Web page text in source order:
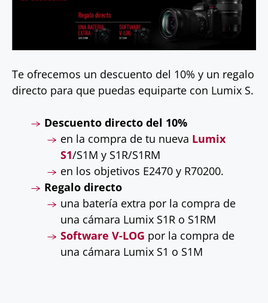
Te ofrecemos un descuento del 10% y un regalo
directo para que puedas equiparte con Lumix S.
Descuento directo del 10%
en la compra de tu nueva Lumix
S1/S1M y S1R/S1RM
en los objetivos E2470 y R70200.
Regalo directo
una batería extra por la compra de
una cámara Lumix S1R o S1RM
Software V-LOG por la compra de
una cámara Lumix S1 o S1M